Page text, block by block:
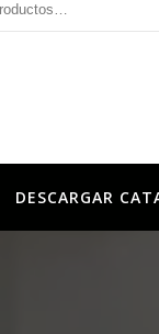
DESCARGAR